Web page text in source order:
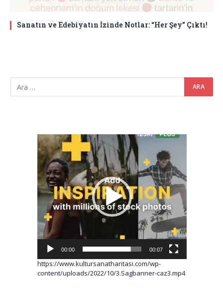
Sanatın ve Edebiyatın İzinde Notlar: “Her Şey” Çıktı!
Video
oynatıcı
00:00 00:07
https://www.kultursanatharitasi.com/wp-
content/uploads/2022/10/3.Sagbanner-caz3.mp4